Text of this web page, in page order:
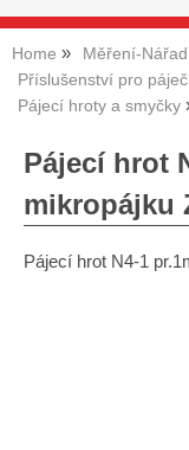
Home Měření-
Příslušenství pro
Pájecí hroty a smyčky
Pájecí hrot
mikropájku
Pájecí hrot N4-1